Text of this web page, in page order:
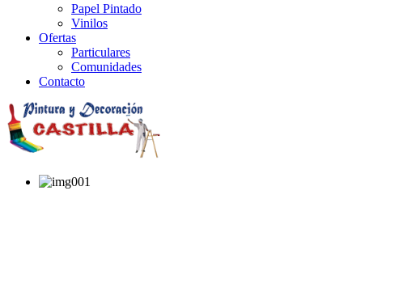
Papel Pintado
Vinilos
Ofertas
Particulares
Comunidades
Contacto